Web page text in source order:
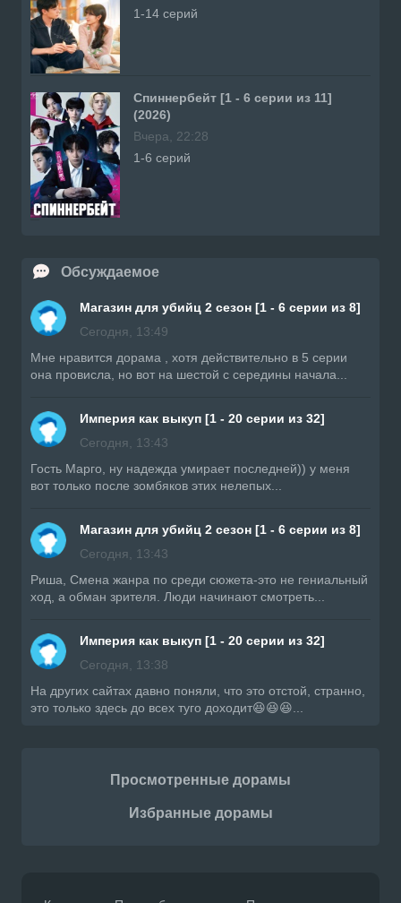
1-14 серий
Спиннербейт [1 - 6 серии из 11]
(2026)
Вчера, 22:28
1-6 серий
Обсуждаемое
Магазин для убийц 2 сезон [1 - 6 серии из 8]
Сегодня, 13:49
Мне нравится дорама , хотя действительно в 5 серии
она провисла, но вот на шестой с середины начала...
Империя как выкуп [1 - 20 серии из 32]
Сегодня, 13:43
Гость Марго, ну надежда умирает последней)) у меня
вот только после зомбяков этих нелепых...
Магазин для убийц 2 сезон [1 - 6 серии из 8]
Сегодня, 13:43
Риша, Смена жанра по среди сюжета-это не гениальный
ход, а обман зрителя. Люди начинают смотреть...
Империя как выкуп [1 - 20 серии из 32]
Сегодня, 13:38
На других сайтах давно поняли, что это отстой, странно,
это только здесь до всех туго доходит😆😆😆...
Просмотренные дорамы
Избранные дорамы